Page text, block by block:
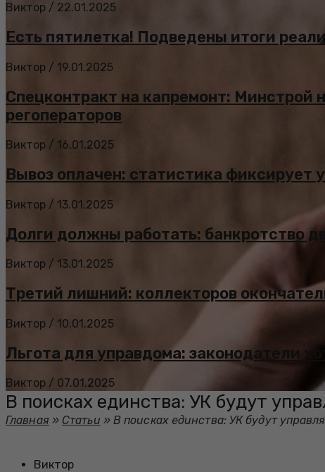
Виктор / 22.01.2025
Есть пятилетка! Подведены итоги
Виктор / 19.01.2025
Спецконтракт на капремонт: Минстрой
регоператоров
Виктор / 16.01.2025
Вывоз оплачен: статистика
Виктор / 13.01.2025
Долги должны работать: банкротство
Виктор / 13.01.2025
Третий лишний: коллекторов
Виктор / 10.01.2025
Льгота для управдома: законодатели
Виктор / 07.01.2025
В поисках единства: УК будут
Главная » Статьи » В поисках единства: УК будут
Виктор